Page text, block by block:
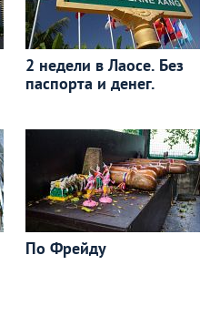
2 недели в Лаосе. Без
паспорта и денег.
По Фрейду